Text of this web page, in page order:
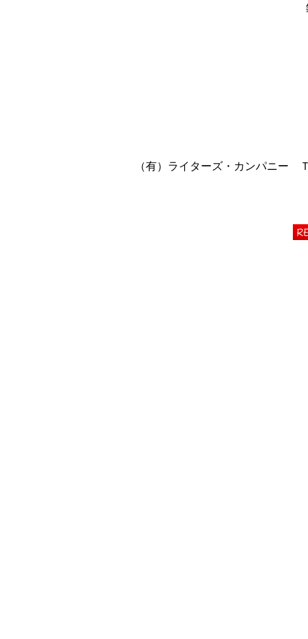
（有）ライターズ・カンパニ